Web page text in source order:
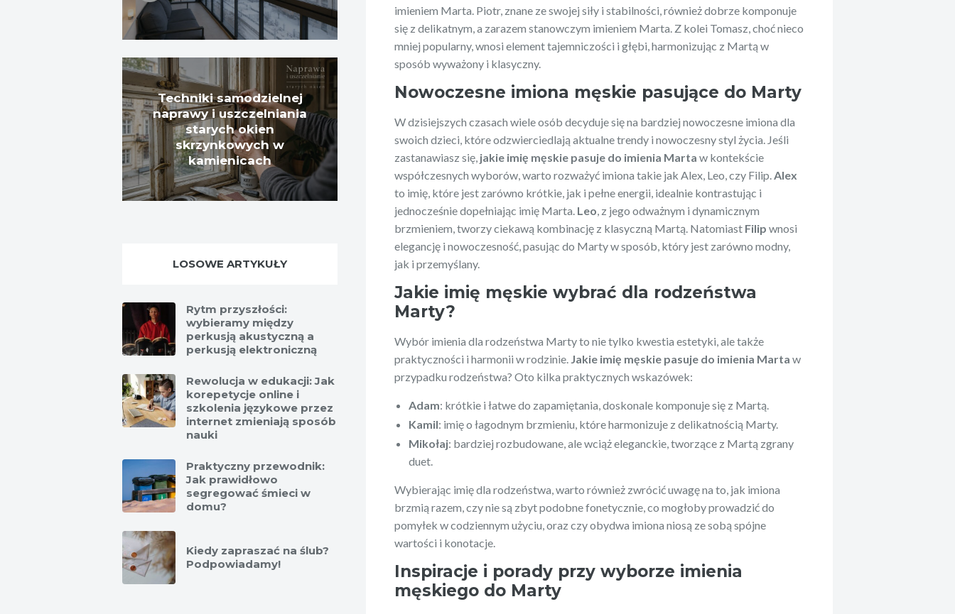
imieniem Marta. Piotr, znane ze swojej siły i stabilności, również dobrze komponuje
się z delikatnym, a zarazem stanowczym imieniem Marta. Z kolei Tomasz, choć nieco
mniej popularny, wnosi element tajemniczości i głębi, harmonizując z Martą w
sposób wyważony i klasyczny.
Nowoczesne imiona męskie pasujące do Marty
W dzisiejszych czasach wiele osób decyduje się na bardziej nowoczesne imiona dla
swoich dzieci, które odzwierciedlają aktualne trendy i nowoczesny styl życia. Jeśli
zastanawiasz się, jakie imię męskie pasuje do imienia Marta w kontekście
współczesnych wyborów, warto rozważyć imiona takie jak Alex, Leo, czy Filip.Alex
to imię, które jest zarówno krótkie, jak i pełne energii, idealnie kontrastując i
jednocześnie dopełniając imię Marta. Leo, z jego odważnym i dynamicznym
brzmieniem, tworzy ciekawą kombinację z klasyczną Martą. Natomiast Filip wnosi
elegancję i nowoczesność, pasując do Marty w sposób, który jest zarówno modny,
jak i przemyślany.
Jakie imię męskie wybrać dla rodzeństwa
Marty?
Wybór imienia dla rodzeństwa Marty to nie tylko kwestia estetyki, ale także
praktyczności i harmonii w rodzinie. Jakie imię męskie pasuje do imienia Marta w
przypadku rodzeństwa? Oto kilka praktycznych wskazówek:
Adam: krótkie i łatwe do zapamiętania, doskonale komponuje się z Martą.
Kamil: imię o łagodnym brzmieniu, które harmonizuje z delikatnością Marty.
Mikołaj: bardziej rozbudowane, ale wciąż eleganckie, tworzące z Martą zgrany
duet.
Wybierając imię dla rodzeństwa, warto również zwrócić uwagę na to, jak imiona
brzmią razem, czy nie są zbyt podobne fonetycznie, co mogłoby prowadzić do
pomyłek w codziennym użyciu, oraz czy obydwa imiona niosą ze sobą spójne
wartości i konotacje.
Inspiracje i porady przy wyborze imienia
męskiego do Marty
Techniki samodzielnej
naprawy i uszczelniania
starych okien
skrzynkowych w
kamienicach
LOSOWE ARTYKUŁY
Rytm przyszłości:
wybieramy między
perkusją akustyczną a
perkusją elektroniczną
Rewolucja w edukacji: Jak
korepetycje online i
szkolenia językowe przez
internet zmieniają sposób
nauki
Praktyczny przewodnik:
Jak prawidłowo
segregować śmieci w
domu?
Kiedy zapraszać na ślub?
Podpowiadamy!